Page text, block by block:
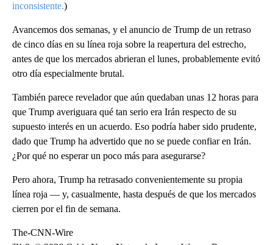
inconsistente.)
Avancemos dos semanas, y el anuncio de Trump de un retraso
de cinco días en su línea roja sobre la reapertura del estrecho,
antes de que los mercados abrieran el lunes, probablemente evitó
otro día especialmente brutal.
También parece revelador que aún quedaban unas 12 horas para
que Trump averiguara qué tan serio era Irán respecto de su
supuesto interés en un acuerdo. Eso podría haber sido prudente,
dado que Trump ha advertido que no se puede confiar en Irán.
¿Por qué no esperar un poco más para asegurarse?
Pero ahora, Trump ha retrasado convenientemente su propia
línea roja — y, casualmente, hasta después de que los mercados
cierren por el fin de semana.
The-CNN-Wire